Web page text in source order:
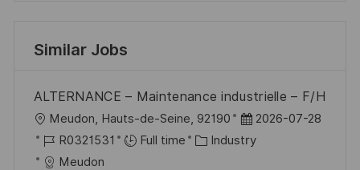
Similar Jobs
ALTERNANCE – Maintenance industrielle – F/H
L
o
c
Meudon, Hauts-de-Seine, 92190
P
o
2026-07-28
J
o
R0321531 Full time
C Industry
Meudon